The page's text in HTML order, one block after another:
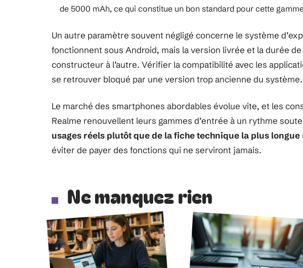
de 5000 mAh, ce qui constitue un bon standard pour cette
Un autre paramètre souvent négligé concerne le système
fonctionnent sous Android, mais la version livrée et la durée
constructeur à l’autre. Vérifier la compatibilité avec les
se retrouver bloqué par une version trop ancienne du système.
Le marché des smartphones abordables évolue vite, et les
Realme renouvellent leurs gammes d’entrée à un rythme
usages réels plutôt que de la fiche technique la plus longue
éviter de payer des fonctions qui ne serviront jamais.
Ne manquez rien